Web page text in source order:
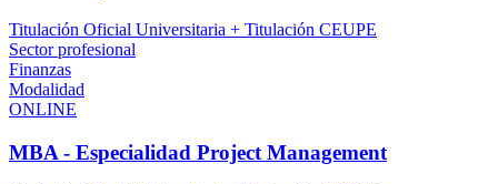
Titulación Oficial Universitaria + Titulación CEUPE
Sector profesional
Finanzas
Modalidad
ONLINE
MBA - Especialidad Project Management